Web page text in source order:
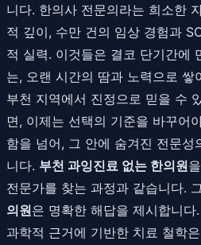
니다. 한의사 전문의라는 희소한
적 깊이, 수만 건의 임상 경험과
적 실력. 이것들은 결코 단기간에
는, 오랜 시간의 땀과 노력으로 쌓
부천 지역에서 진정으로 믿을 수
면, 이제는 선택의 기준을 바꾸어
함을 넘어, 그 안에 숨겨진 전문
니다. 부천 과잉진료 없는 한의원
전문가를 찾는 과정과 같습니다.
의원은 명확한 해답을 제시합니
과학적 근거에 기반한 치료 철학